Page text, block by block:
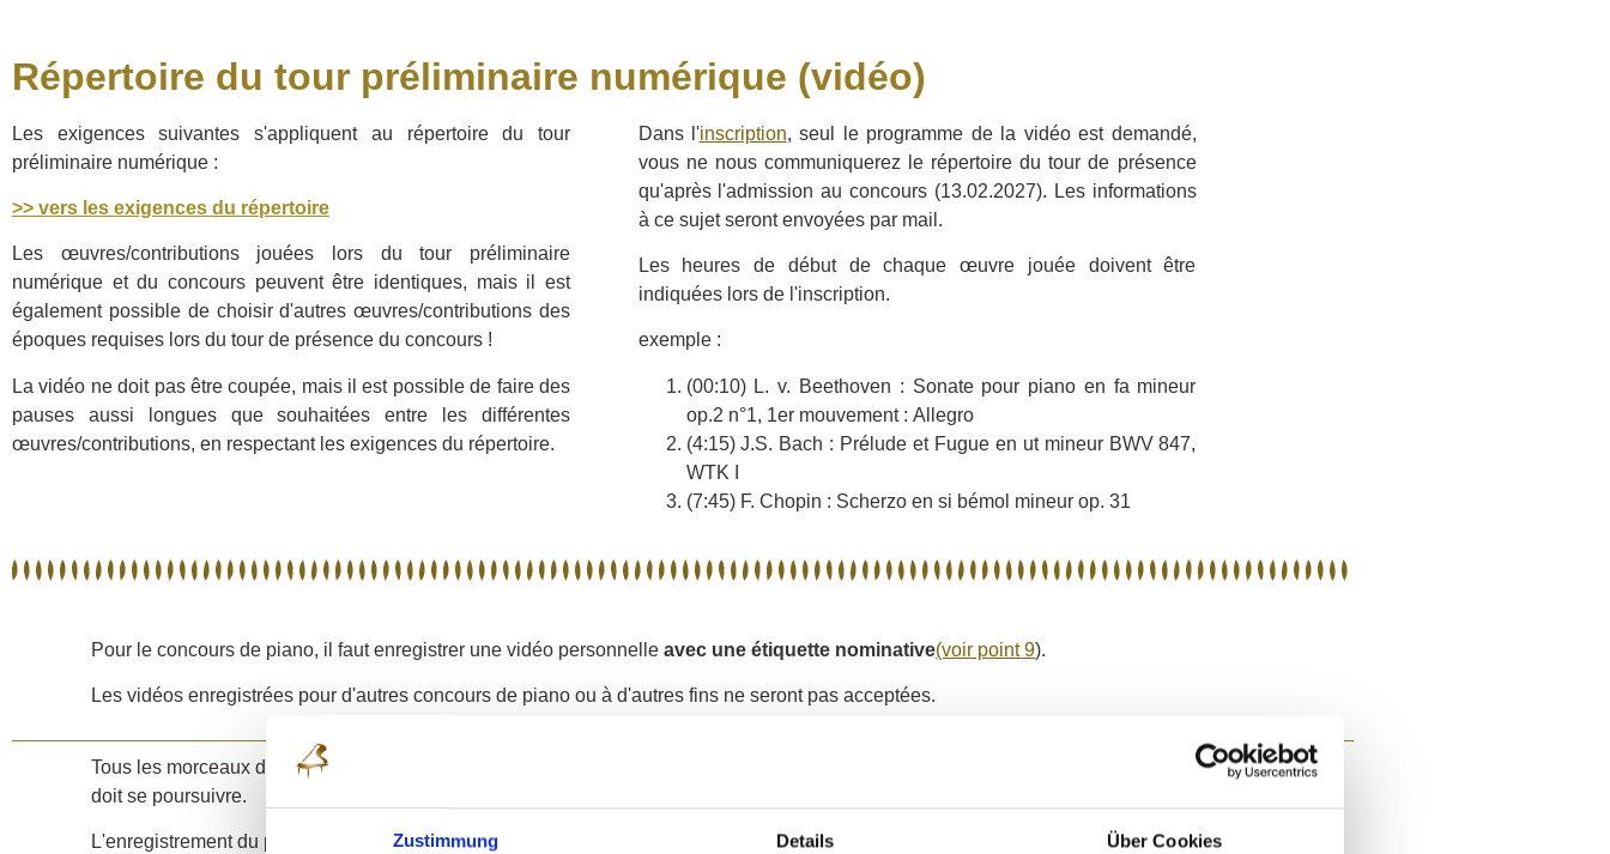
Zustimmung Details Über Cookies
Répertoire du tour préliminaire numérique (vidéo)
Les exigences suivantes s'appliquent au répertoire du tour
préliminaire numérique :
>> vers les exigences du répertoire
Les œuvres/contributions jouées lors du tour préliminaire
numérique et du concours peuvent être identiques, mais il est
également possible de choisir d'autres œuvres/contributions des
époques requises lors du tour de présence du concours !
La vidéo ne doit pas être coupée, mais il est possible de faire des
pauses aussi longues que souhaitées entre les différentes
œuvres/contributions, en respectant les exigences du répertoire.
Dans l'inscription, seul le programme de la vidéo est demandé,
vous ne nous communiquerez le répertoire du tour de présence
qu'après l'admission au concours (13.02.2027). Les informations
à ce sujet seront envoyées par mail.
Les heures de début de chaque œuvre jouée doivent être
indiquées lors de l'inscription.
exemple :
(00:10) L. v. Beethoven : Sonate pour piano en fa mineur
op.2 n°1, 1er mouvement : Allegro
(4:15) J.S. Bach : Prélude et Fugue en ut mineur BWV 847,
WTK I
(7:45) F. Chopin : Scherzo en si bémol mineur op. 31
Pour le concours de piano, il faut enregistrer une vidéo personnelle avec une étiquette nominative(voir point 9).
Les vidéos enregistrées pour d'autres concours de piano ou à d'autres fins ne seront pas acceptées.
Tous les morceaux doivent être enregistrés dans UN seul fichier vidéo. Il est possible de faire des pauses entre les morceaux, mais l'enregistrement
doit se poursuivre.
L'enregistrement du programme joué doit être entièrement non coupé et non édité !